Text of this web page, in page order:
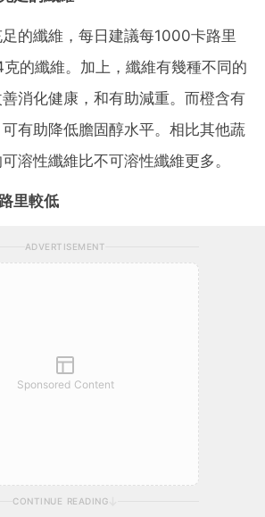
的纖維，每日建議每1000卡路里
的纖維。加上，纖維有幾種不同的
消化健康，和有助減重。而橙含有
有助降低膽固醇水平。相比其他蔬
溶性纖維比不可溶性纖維更多。
里較低
ADVERTISEMENT
Sponsored Content
CONTINUE READING